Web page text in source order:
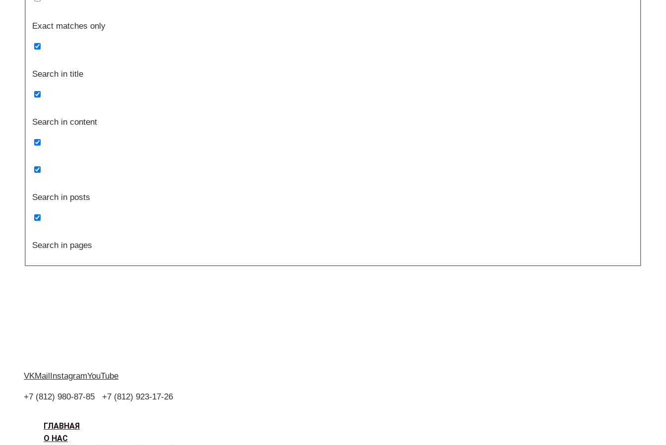
Exact matches only
Search in title
Search in content
Search in posts
Search in pages
VKMailInstagramYouTube
+7 (812) 980-87-85 +7 (812) 923-17-26
ГЛАВНАЯ
О НАС